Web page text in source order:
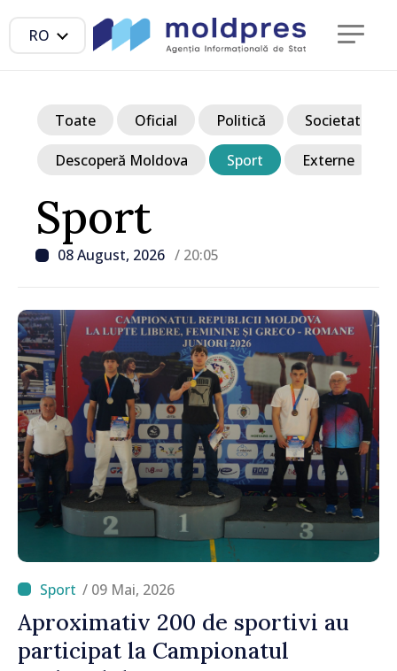
RO
Sport
08 August, 2026 / 20:05
Toate Oficial Politică Societate
Descoperă Moldova Sport Externe
/ 09 Mai, 2026
Aproximativ 200 de sportivi au
participat la Campionatul